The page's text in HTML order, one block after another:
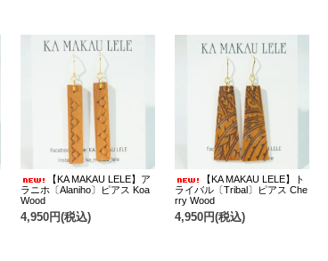
【KA MAKAU LELE】ア
ラニホ〔Alaniho〕ピアス Koa
Wood
4,950円(税込)
【KA MAKAU LELE】ト
ライバル〔Tribal〕ピアス Che
rry Wood
4,950円(税込)